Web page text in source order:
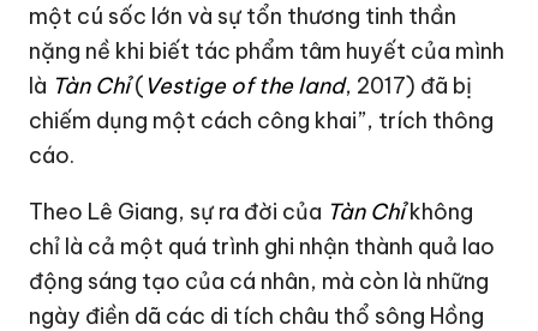
một cú sốc lớn và sự tổn thương tinh thần
nặng nề khi biết tác phẩm tâm huyết của mình
là Tàn Chỉ( Vestige of the land, 2017) đã bị
chiếm dụng một cách công khai”, trích thông
cáo.
Theo Lê Giang, sự ra đời của Tàn Chỉkhông
chỉ là cả một quá trình ghi nhận thành quả lao
động sáng tạo của cá nhân, mà còn là những
ngày điền dã các di tích châu thổ sông Hồng